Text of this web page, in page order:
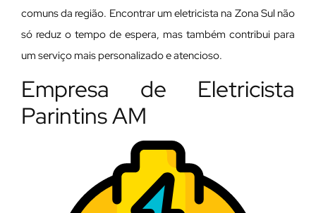
comuns da região. Encontrar um eletricista na Zona Sul não
só reduz o tempo de espera, mas também contribui para
um serviço mais personalizado e atencioso.
Empresa de Eletricista
Parintins AM